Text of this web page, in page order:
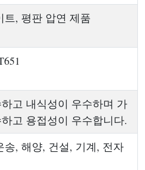
트, 평판 압연 제품
고 내식성이 우수하며 가
고 용접성이 우수합니다.
송, 해양, 건설, 기계, 전자